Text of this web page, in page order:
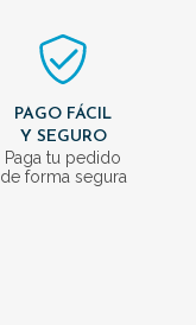
PAGO FÁCIL
Y SEGURO
Paga tu pedido
de forma segura